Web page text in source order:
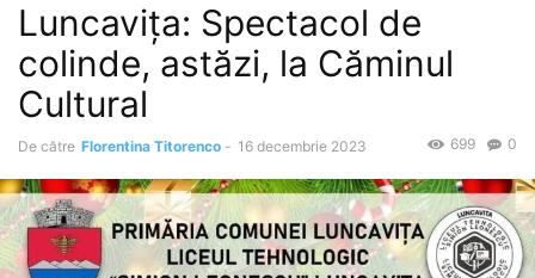
Luncaviţa: Spectacol de
colinde, astăzi, la Căminul
Cultural
De către Florentina Titorenco - 16 decembrie 2023 0
699